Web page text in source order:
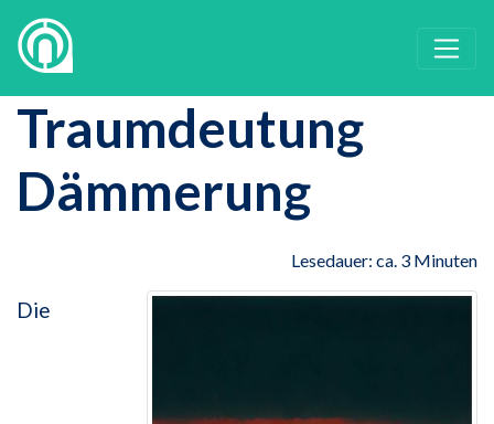
Traumdeutung
Dämmerung
Lesedauer: ca. 3 Minuten
Die